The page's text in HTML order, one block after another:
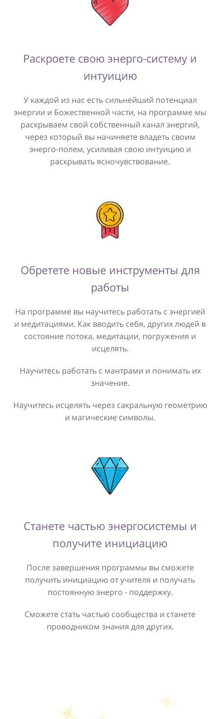
Раскроете свою энерго-систему и
интуицию
У каждой из нас есть сильнейший потенциал
энергии и Божественной части, на программе мы
раскрываем свой собственный канал энергий,
через который вы начиняете владеть своим
энерго-полем, усиливая свою интуицию и
раскрывать ясночувствование.
Обретете новые инструменты для
работы
На программе вы научитесь работать с энергией
и медитациями. Как вводить себя, других людей в
состояние потока, медитации, погружения и
исцелять.
Научитесь работать с мантрами и понимать их
значение.
Научитесь исцелять через сакральную геометрию
и магические символы.
Станете частью энергосистемы и
получите инициацию
После завершения программы вы сможете
получить инициацию от учителя и получать
постоянную энерго - поддержку.
Сможете стать частью сообщества и станете
проводником знания для других.